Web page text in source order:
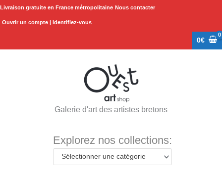
Aller
Livraison gratuite en France métropolitaine Nous contacter
Ouvrir un compte | Identifiez-vous
0€
Galerie d'art des artistes bretons
Explorez nos collections:
Sélectionner une catégorie